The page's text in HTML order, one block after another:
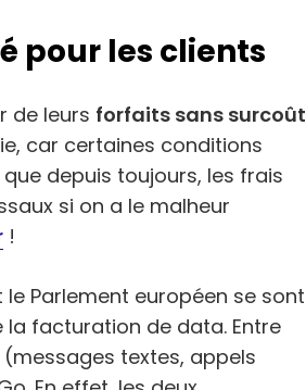
pour les clients
de leurs forfaits sans surcoût
car certaines conditions
depuis toujours, les frais
si on a le malheur
!
le Parlement européen se sont
la facturation de data. Entre
textes, appels